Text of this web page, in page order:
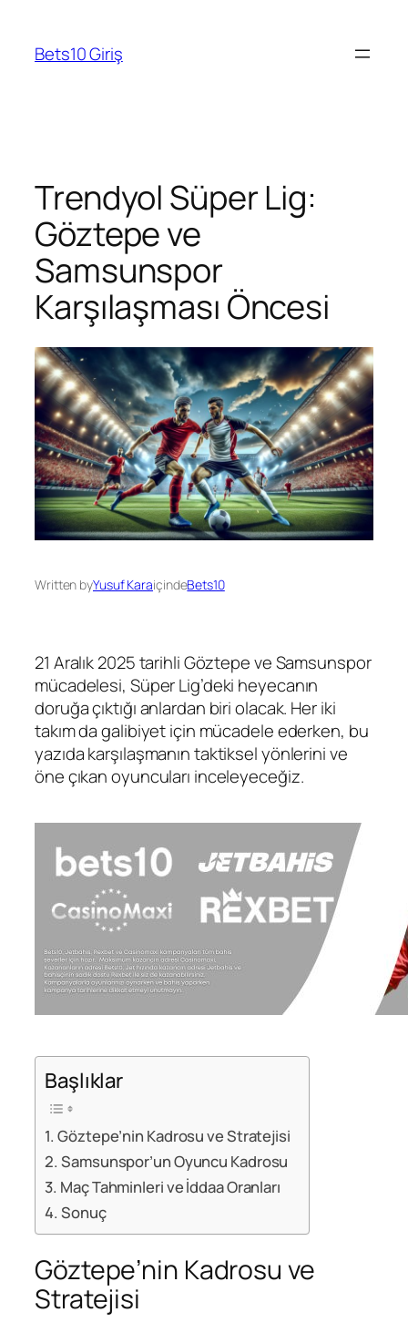
content
Bets10 Giriş
Trendyol Süper Lig:
Göztepe ve
Samsunspor
Karşılaşması Öncesi
Written byYusuf KaraiçindeBets10
21 Aralık 2025 tarihli Göztepe ve Samsunspor
mücadelesi, Süper Lig’deki heyecanın
doruğa çıktığı anlardan biri olacak. Her iki
takım da galibiyet için mücadele ederken, bu
yazıda karşılaşmanın taktiksel yönlerini ve
öne çıkan oyuncuları inceleyeceğiz.
Başlıklar
Göztepe’nin Kadrosu ve Stratejisi
Samsunspor’un Oyuncu Kadrosu
Maç Tahminleri ve İddaa Oranları
Sonuç
Göztepe’nin Kadrosu ve
Stratejisi